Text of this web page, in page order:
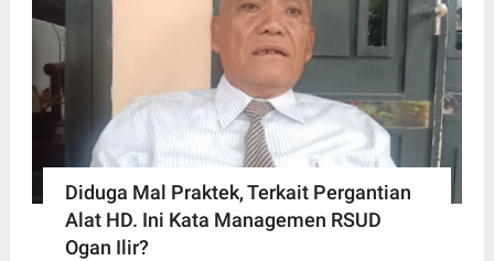
Diduga Mal Praktek, Terkait Pergantian
Alat HD. Ini Kata Managemen RSUD
Ogan Ilir?